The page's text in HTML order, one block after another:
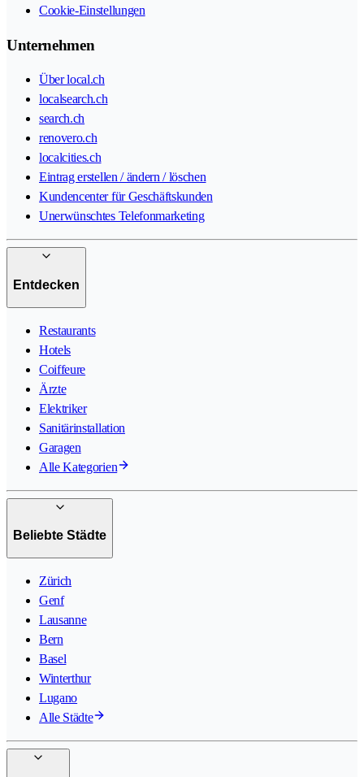
Cookie-Einstellungen
Unternehmen
Über local.ch
localsearch.ch
search.ch
renovero.ch
localcities.ch
Eintrag erstellen / ändern / löschen
Kundencenter für Geschäftskunden
Unerwünschtes Telefonmarketing
Entdecken
Restaurants
Hotels
Coiffeure
Ärzte
Elektriker
Sanitärinstallation
Garagen
Alle Kategorien
Beliebte Städte
Zürich
Genf
Lausanne
Bern
Basel
Winterthur
Lugano
Alle Städte